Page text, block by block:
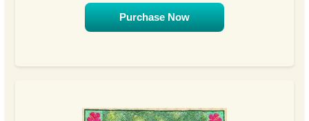
Purchase Now